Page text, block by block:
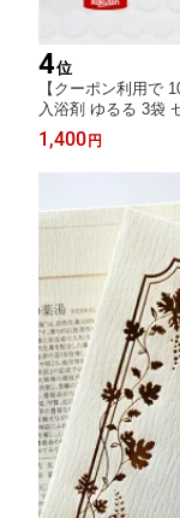
4位
【クーポン利用で
入浴剤 ゆるる 3袋
痛 肩こり 温泉の素
高級 湯の花 お洒落
薬部外品】
1,400 円